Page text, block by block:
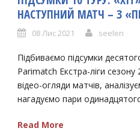
НАСТУПНИЙ МАТЧ – З
08 Лис 2021 seelen
Підбиваємо підсумки
Parimatch Екстра-ліги
відео-огляди матчів,
нагадуємо пари
Read More